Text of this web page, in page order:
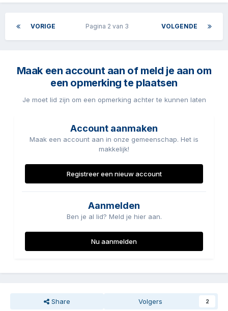
VORIGE VOLGENDE
Pagina 2 van 3
Maak een account aan of meld je aan om
een opmerking te plaatsen
Je moet lid zijn om een opmerking achter te kunnen laten
Account aanmaken
Maak een account aan in onze gemeenschap. Het is
makkelijk!
Registreer een nieuw account
Aanmelden
Ben je al lid? Meld je hier aan.
Nu aanmelden
Share Volgers 2